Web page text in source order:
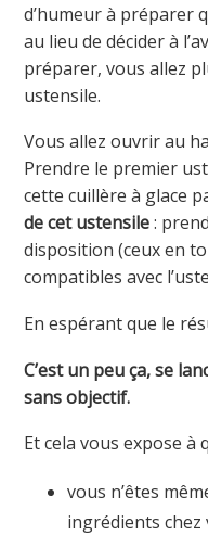
d’humeur à préparer
au lieu de décider à
préparer, vous allez
ustensile.
Vous allez ouvrir au
Prendre le premier
cette cuillère à glace
de cet ustensile:
disposition (ceux en
compatibles avec
En espérant que le
C’est un peu ça, se
sans objectif.
Et cela vous expose à
vous n’êtes
ingrédients chez